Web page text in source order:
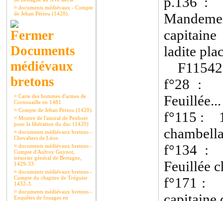
¤ documents médiévaux - Compte
de Jehan Périou (1420).
Documents
médiévaux
bretons
¤ Carte des hommes d'armes de
Cornouaille en 1481
¤ Compte de Jehan Périou (1420).
¤ Montre de l'amiral de Penhoet
pour la libération du duc (1420)
¤ documents médiévaux bretons -
Chevaliers de Léon
¤ documents médiévaux bretons -
Compte d'Aufroy Guynot,
trésorier général de Bretagne,
1429-33
¤ documents médiévaux bretons -
Compte du chapitre de Tréguier
1432-3.
¤ documents médiévaux bretons -
Enquêtes de fouages en
ladite
f°28 :
Feuillée...
f°115 :
f°134 :
Feuillée
f°171 :